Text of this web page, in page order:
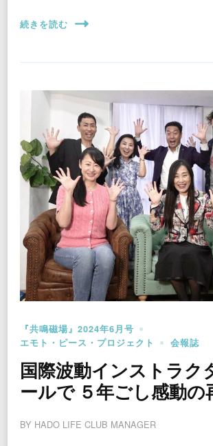
続きを読む
『共鳴磁場』2024年6月号
エモト・ピース・プロジェクト
会報誌
国際波動インストラク
ールで ５年ごし感動の
BY HADO LIFE CLUB MANAGER